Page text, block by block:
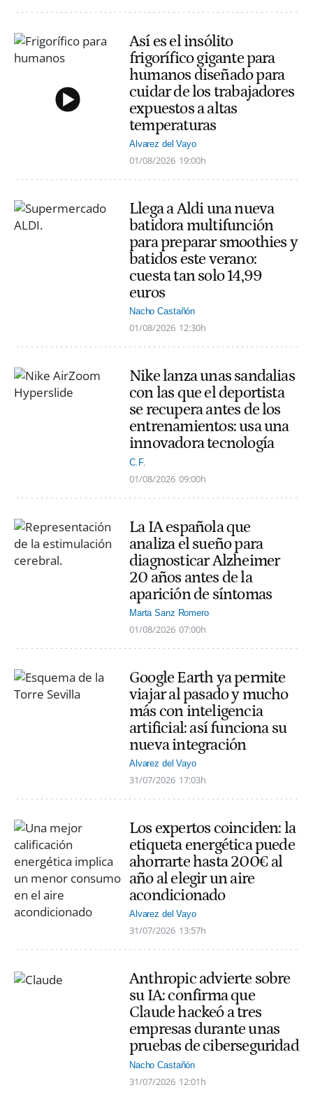
Así es el insólito
frigorífico gigante para
humanos diseñado para
cuidar de los trabajadores
expuestos a altas
temperaturas
Alvarez del Vayo
01/08/2026 19:00h
Llega a Aldi una nueva
batidora multifunción
para preparar smoothies y
batidos este verano:
cuesta tan solo 14,99
euros
Nacho Castañón
01/08/2026 12:30h
Nike lanza unas sandalias
con las que el deportista
se recupera antes de los
entrenamientos: usa una
innovadora tecnología
C.F.
01/08/2026 09:00h
La IA española que
analiza el sueño para
diagnosticar Alzheimer
20 años antes de la
aparición de síntomas
Marta Sanz Romero
01/08/2026 07:00h
Google Earth ya permite
viajar al pasado y mucho
más con inteligencia
artificial: así funciona su
nueva integración
Alvarez del Vayo
31/07/2026 17:03h
Los expertos coinciden: la
etiqueta energética puede
ahorrarte hasta 200€ al
año al elegir un aire
acondicionado
Alvarez del Vayo
31/07/2026 13:57h
Anthropic advierte sobre
su IA: confirma que
Claude hackeó a tres
empresas durante unas
pruebas de ciberseguridad
Nacho Castañón
31/07/2026 12:01h